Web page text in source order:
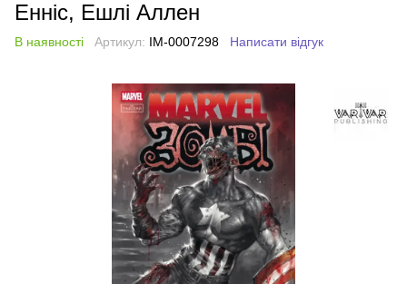
Енніс, Ешлі Аллен
В наявності Артикул: IM-0007298 Написати відгук